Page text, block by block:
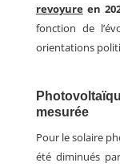
revoyureen
fonction de
orientations
mesurée
Pour le solaire
été diminués